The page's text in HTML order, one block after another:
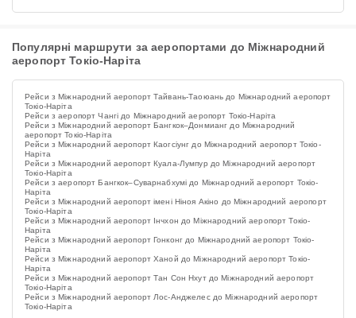
Популярні маршрути за аеропортами до Міжнародний
аеропорт Токіо-Наріта
Рейси з Міжнародний аеропорт Тайвань-Таоюань до Міжнародний аеропорт
Токіо-Наріта
Рейси з аеропорт Чангі до Міжнародний аеропорт Токіо-Наріта
Рейси з Міжнародний аеропорт Бангкок–Донмианг до Міжнародний
аеропорт Токіо-Наріта
Рейси з Міжнародний аеропорт Каогсіунг до Міжнародний аеропорт Токіо-
Наріта
Рейси з Міжнародний аеропорт Куала-Лумпур до Міжнародний аеропорт
Токіо-Наріта
Рейси з аеропорт Бангкок–Суварнабхумі до Міжнародний аеропорт Токіо-
Наріта
Рейси з Міжнародний аеропорт імені Ніноя Акіно до Міжнародний аеропорт
Токіо-Наріта
Рейси з Міжнародний аеропорт Інчхон до Міжнародний аеропорт Токіо-
Наріта
Рейси з Міжнародний аеропорт Гонконг до Міжнародний аеропорт Токіо-
Наріта
Рейси з Міжнародний аеропорт Ханой до Міжнародний аеропорт Токіо-
Наріта
Рейси з Міжнародний аеропорт Тан Сон Нхут до Міжнародний аеропорт
Токіо-Наріта
Рейси з Міжнародний аеропорт Лос-Анджелес до Міжнародний аеропорт
Токіо-Наріта